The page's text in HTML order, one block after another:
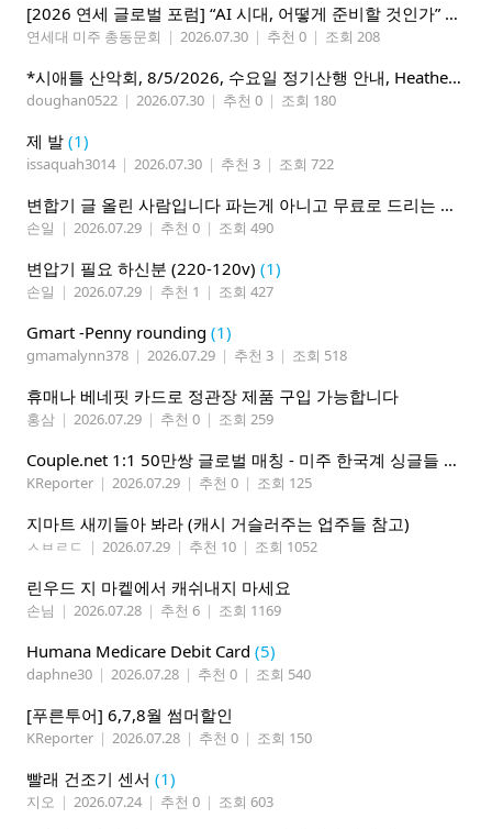
[2026 연세 글로벌 포럼] “AI 시대, 어떻게 준비할 것인가” 8월 7-10일 벨뷰 개최
연세대 미주 총동문회 | 2026.07.30 | 추천 0 | 조회 208
*시애틀 산악회, 8/5/2026, 수요일 정기산행 안내, Heather Lake*
doughan0522 | 2026.07.30 | 추천 0 | 조회 180
제 발 (1)
issaquah3014 | 2026.07.30 | 추천 3 | 조회 722
변합기 글 올린 사람입니다 파는게 아니고 무료로 드리는 겁니다 필요하신분 연락처 남겨주시면 됩니다
손일 | 2026.07.29 | 추천 0 | 조회 490
변압기 필요 하신분 (220-120v) (1)
손일 | 2026.07.29 | 추천 1 | 조회 427
Gmart -Penny rounding (1)
gmamalynn378 | 2026.07.29 | 추천 3 | 조회 518
휴매나 베네핏 카드로 정관장 제품 구입 가능합니다
홍삼 | 2026.07.29 | 추천 0 | 조회 259
Couple.net 1:1 50만쌍 글로벌 매칭 - 미주 한국계 싱글들 모이세요
KReporter | 2026.07.29 | 추천 0 | 조회 125
지마트 새끼들아 봐라 (캐시 거슬러주는 업주들 참고)
ㅅㅂㄹㄷ | 2026.07.29 | 추천 10 | 조회 1052
린우드 지 마켙에서 캐쉬내지 마세요
손님 | 2026.07.28 | 추천 6 | 조회 1169
Humana Medicare Debit Card (5)
daphne30 | 2026.07.28 | 추천 0 | 조회 540
[푸른투어] 6,7,8월 썸머할인
KReporter | 2026.07.28 | 추천 0 | 조회 150
빨래 건조기 센서 (1)
지오 | 2026.07.24 | 추천 0 | 조회 603